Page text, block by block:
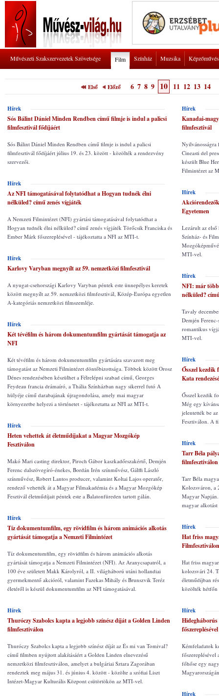
Művészeti Szakszervezetek Szövetsége Film Színház Muzsika
Első Előző 6 7 8 9 10 11 12 13 14
Hírek
Sós Bálint Dániel Minden Rendben című filmje is indul a palicsi
filmfesztivál fődíjáért
Sós Bálint Dániel Minden Rendben című filmje is indul a palicsi
filmfesztivál fődíjáért július 19. és 23. között - közölték a rendezvény
szervezői.
Hírek
Az NFI támogatásával folytatódhat a Hogyan tudnék élni
nélküled? című zenés vígjáték
A Nemzeti Filmintézet (NFI) gyártási támogatásával folytatódhat a
Hogyan tudnék élni nélküled? című zenés vígjáték Törőcsik Franciska és
Ember Márk főszereplésével - tájékoztatta a NFI az MTI-t.
Hírek
Karlovy Varyban megnyílt az 59. nemzetközi filmfesztivál
A nyugat-csehországi Karlovy Varyban péntek este ünnepélyes keretek
között megnyílt az 59. nemzetközi filmfesztivál, Közép-Európa egyetlen
A-kategóriás nemzetközi filmszemléje.
Hírek
Két tévéfilm és három dokumentumfilm gyártását támogatja az
NFI
Két tévéfilm és három dokumentumfilm gyártására szavazott meg
támogatást az Nemzeti Filmintézet döntőbizottsága. Többek között Orosz
Dénes rendezésében készülhet a Félrelépni szabad című, Georges
Feydeau francia drámaíró, a Thália Színházban nagy sikerrel futó A
hülyéje című darabajának újragondolása, amely mai magyar
környezetbe helyezi a történetet - tájékoztatta az NFI az MTI-t.
Hírek
Heten vehettek át életműdíjakat a Magyar Mozgókép
Fesztiválon
Makó Mari casting direktor, Piroch Gábor kaszkadőrszakértő, Demjén
Ferenc dalszövegíró-énekes, Bordán Irén színművész, Gálffi László
színművész, Robert Lantos producer, valamint Koltai Lajos operatőr,
rendező vehették át a Magyar Filmakadémia és a Magyar Mozgókép
Fesztivál életműdíjait péntek este a Balatonfüreden tartott gálán.
Hírek
Tíz dokumentumfilm, egy rövidfilm és három animációs alkotás
gyártását támogatja a Nemzeti Filmintézet
Tíz dokumentumfilm, egy rövidfilm és három animációs alkotás
gyártását támogatja a Nemzeti Filmintézet (NFI). Az Aranycsapatról, a
100 éve született Makk Károlyról, a II. világháború utáni hollandiai
gyermekmentő akcióról, valamint Fazekas Mihály és Brunszvik Teréz
életéről is készül dokumentumfilm az NFI támogatásával.
Hírek
Thuróczy Szabolcs kapta a legjobb színész díját a Golden Linden
filmfesztiválon
Thuróczy Szabolcs kapta a legjobb színész díját az És mi van Tomival?
című filmben nyújtott alakításáért a Golden Linden elnevezésű
nemzetközi filmfesztiválon, amelyet a bulgáriai Sztara Zagorában
rendeztek meg május 31. és június 4. között - közölte a szófiai Liszt
Intézet-Magyar Kulturális Központ csütörtökön az MTI-vel.
Hírek
Kanadai-
filmfesztivál
Cineasti del
készült Blue
Filmintézet az
Hírek
Egyetemen
Lezárult az első
Színház- és
MTI-vel.
Hírek
NFI: már
nélküled?
Tavaly
Demjén
romantikus
MTI-vel.
Hírek
Ősszel kezdik
Kata
Ősszel kezdik
Még egy
jelentették be
Fesztiválon. A
Hírek
Tarr Béla
filmfesztiválon
Tarr Béla
Kolozsváron, a
Magyar
magyar
Hírek
Hat friss
Filmfesztiválon
Hat friss
kolozsvári 24.
életműdíjban
közölték hétfőn
Hírek
főszereplésével
Kémfeladatok
főszereplésével
főhőse egy
Hírek